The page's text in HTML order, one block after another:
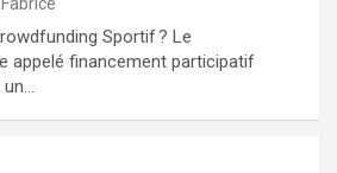
Sportif ? Le
appelé financement participatif